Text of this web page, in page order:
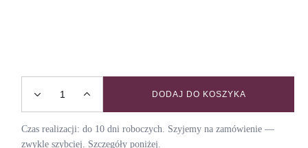
Obroża półzaciskowa DECEMBER / DAY quantity
DODAJ DO KOSZYKA
Czas realizacji: do 10 dni roboczych. Szyjemy na zamówienie —
zwykle szybciej. Szczegóły poniżej.